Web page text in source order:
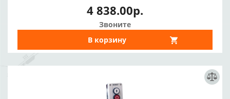
4 838.00р.
Звоните
В корзину